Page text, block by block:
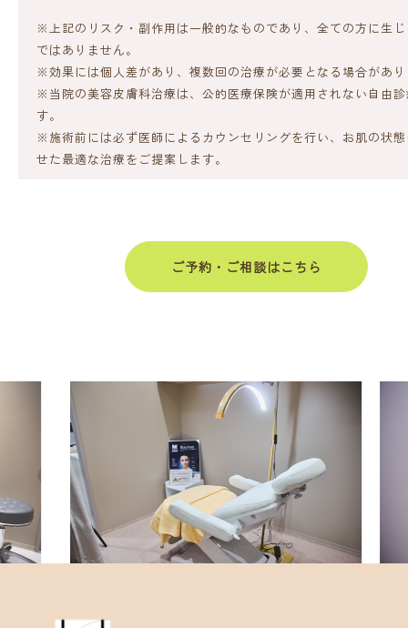
※上記のリスク・副作用は一般的なものであり、全ての方に生
ではありません。
※効果には個人差があり、複数回の治療が必要となる場合があ
※当院の美容皮膚科治療は、公的医療保険が適用されない自由
す。
※施術前には必ず医師によるカウンセリングを行い、お肌の状
せた最適な治療をご提案します。
ご予約・ご相談はこちら